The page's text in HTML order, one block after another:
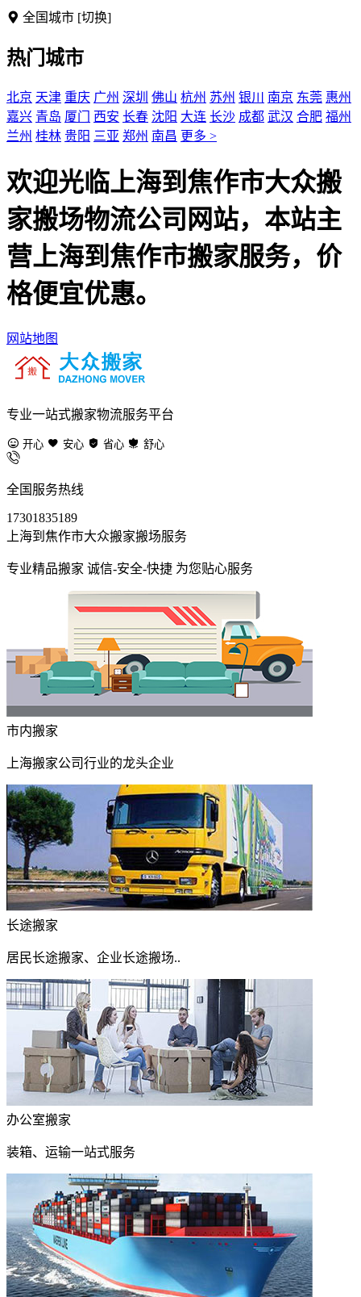
全国城市 [切换]
热门城市
北京 天津 重庆 广州 深圳 佛山 杭州 苏州 银川 南京 东莞 惠州
嘉兴 青岛 厦门 西安 长春 沈阳 大连 长沙 成都 武汉 合肥 福州
兰州 桂林 贵阳 三亚 郑州 南昌 更多 >
欢迎光临上海到焦作市大众搬
家搬场物流公司网站，本站主
营上海到焦作市搬家服务，价
格便宜优惠。
网站地图
专业一站式搬家物流服务平台
开心 安心 省心 舒心
全国服务热线
17301835189
上海到焦作市大众搬家搬场服务
专业精品搬家 诚信-安全-快捷 为您贴心服务
市内搬家
上海搬家公司行业的龙头企业
长途搬家
居民长途搬家、企业长途搬场..
办公室搬家
装箱、运输一站式服务